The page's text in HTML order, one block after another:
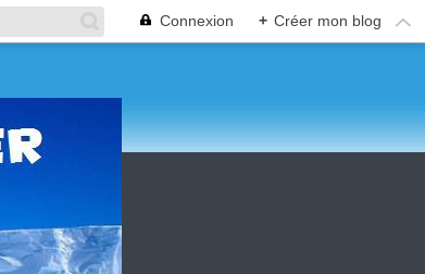
Connexion + Créer mon blog